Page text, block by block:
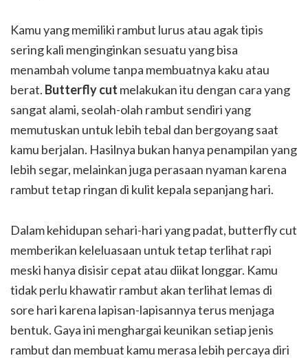
Kamu yang memiliki rambut lurus atau agak tipis
sering kali menginginkan sesuatu yang bisa
menambah volume tanpa membuatnya kaku atau
berat. Butterfly cut melakukan itu dengan cara yang
sangat alami, seolah-olah rambut sendiri yang
memutuskan untuk lebih tebal dan bergoyang saat
kamu berjalan. Hasilnya bukan hanya penampilan yang
lebih segar, melainkan juga perasaan nyaman karena
rambut tetap ringan di kulit kepala sepanjang hari.
Dalam kehidupan sehari-hari yang padat, butterfly cut
memberikan keleluasaan untuk tetap terlihat rapi
meski hanya disisir cepat atau diikat longgar. Kamu
tidak perlu khawatir rambut akan terlihat lemas di
sore hari karena lapisan-lapisannya terus menjaga
bentuk. Gaya ini menghargai keunikan setiap jenis
rambut dan membuat kamu merasa lebih percaya diri